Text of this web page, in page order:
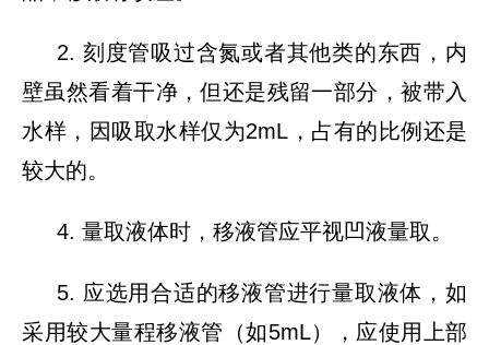
2. 刻度管吸过含氮或者其他类的东西，内
壁虽然看着干净，但还是残留一部分，被带入
水样，因吸取水样仅为2mL，占有的比例还是
较大的。
4. 量取液体时，移液管应平视凹液量取。
5. 应选用合适的移液管进行量取液体，如
采用较大量程移液管（如5mL），应使用上部